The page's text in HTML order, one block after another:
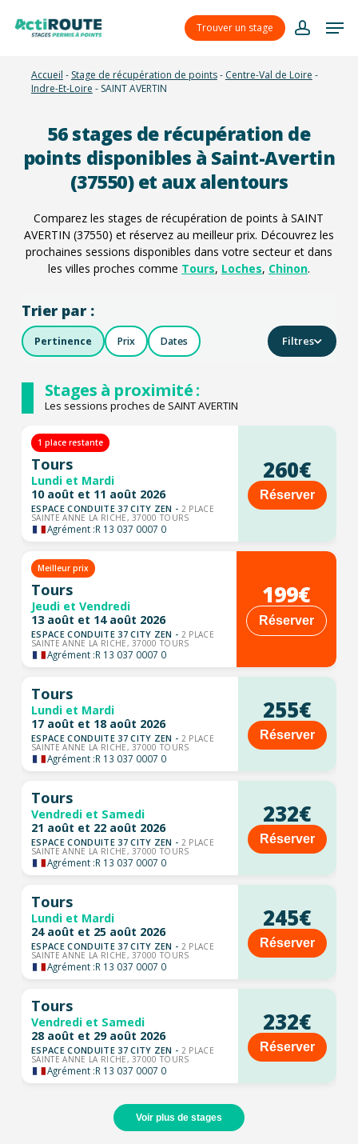
Trouver un stage
account
Accueil - Stage de récupération de points- Centre-Val de Loire -
Indre-Et-Loire - SAINT AVERTIN
56stages de récupération de
points disponibles à Saint-Avertin
(37550) et aux alentours
Comparez les stages de récupération de points à SAINT
AVERTIN (37550) et réservez au meilleur prix. Découvrez les
prochaines sessions disponibles dans votre secteur et dans
les villes proches comme Tours, Loches, Chinon.
Trier par :
Pertinence Prix Dates Filtres
Stages à proximité :
Les sessions proches de SAINT AVERTIN
1 place restante
Tours
Lundi et Mardi
10 août et 11 août 2026
ESPACE CONDUITE 37 CITY ZEN - 2 PLACE
SAINTE ANNE LA RICHE, 37000 TOURS
Agrément :R 13 037 0007 0
260€
Réserver
Meilleur prix
Tours
Jeudi et Vendredi
13 août et 14 août 2026
ESPACE CONDUITE 37 CITY ZEN - 2 PLACE
SAINTE ANNE LA RICHE, 37000 TOURS
Agrément :R 13 037 0007 0
199€
Réserver
Tours
Lundi et Mardi
17 août et 18 août 2026
ESPACE CONDUITE 37 CITY ZEN - 2 PLACE
SAINTE ANNE LA RICHE, 37000 TOURS
Agrément :R 13 037 0007 0
255€
Réserver
Tours
Vendredi et Samedi
21 août et 22 août 2026
ESPACE CONDUITE 37 CITY ZEN - 2 PLACE
SAINTE ANNE LA RICHE, 37000 TOURS
Agrément :R 13 037 0007 0
232€
Réserver
Tours
Lundi et Mardi
24 août et 25 août 2026
ESPACE CONDUITE 37 CITY ZEN - 2 PLACE
SAINTE ANNE LA RICHE, 37000 TOURS
Agrément :R 13 037 0007 0
245€
Réserver
Tours
Vendredi et Samedi
28 août et 29 août 2026
ESPACE CONDUITE 37 CITY ZEN - 2 PLACE
SAINTE ANNE LA RICHE, 37000 TOURS
Agrément :R 13 037 0007 0
232€
Réserver
Voir plus de stages